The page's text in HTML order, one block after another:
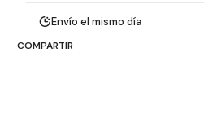
Envío el mismo día
COMPARTIR